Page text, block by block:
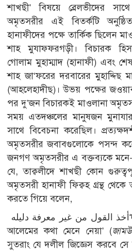
শাখছী’ বিষয়ে ব্রেলভীদের
অমৃতসরীর এই বিতর্কটি
হানাফীদের পক্ষে তার্কিক ছিলেন
শাহ মুযাফ্ফরগড়ী। বিচারক
গোলাম মুহাম্মাদ (হানাফী) এবং
শাহ জা‘ফরের দরবারের মুহাদ্দিছ
(আহলেহাদীছ)। উভয় পক্ষের
পর দু’জন বিচারকই মাওলানা
সময় এতদঞ্চলের মানুষজন
সাথে বিবেচনা করেছিল।
অমৃতসরীর জবাবগুলোকে পসন্দ
জনগণ অমৃতসরীর এ বক্তব্যকে মনে-
যে, তাক্বলীদে শাখছী কোন
অমৃতসরী হানাফী ফিক্বহ গ্রন্থ থেকে
করতে গিয়ে বলেন,
আলেমের কথা মেনে নেয়া’ (
সুতরাং যে দলীল জিজ্ঞেস করবে সে